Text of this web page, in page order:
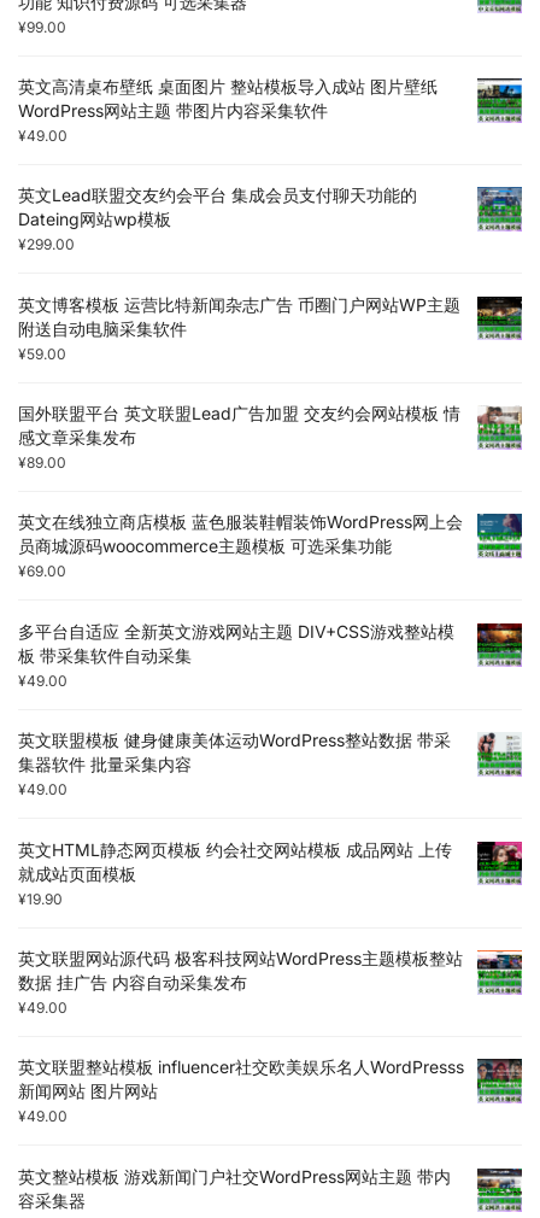
¥99.00
英文高清桌布壁纸 桌面图片 整站模板导入成站 图片壁纸
WordPress网站主题 带图片内容采集软件
¥49.00
英文Lead联盟交友约会平台 集成会员支付聊天功能的
Dateing网站wp模板
¥299.00
英文博客模板 运营比特新闻杂志广告 币圈门户网站WP主题
附送自动电脑采集软件
¥59.00
国外联盟平台 英文联盟Lead广告加盟 交友约会网站模板 情
感文章采集发布
¥89.00
英文在线独立商店模板 蓝色服装鞋帽装饰WordPress网上会
员商城源码woocommerce主题模板 可选采集功能
¥69.00
多平台自适应 全新英文游戏网站主题 DIV+CSS游戏整站模
板 带采集软件自动采集
¥49.00
英文联盟模板 健身健康美体运动WordPress整站数据 带采
集器软件 批量采集内容
¥49.00
英文HTML静态网页模板 约会社交网站模板 成品网站 上传
就成站页面模板
¥19.90
英文联盟网站源代码 极客科技网站WordPress主题模板整站
数据 挂广告 内容自动采集发布
¥49.00
英文联盟整站模板 influencer社交欧美娱乐名人WordPresss
新闻网站 图片网站
¥49.00
英文整站模板 游戏新闻门户社交WordPress网站主题 带内
容采集器